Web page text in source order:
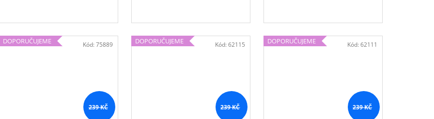
DOPORUČUJEME
239 KČ
Kód:75889 DOPORUČUJEME
239 KČ
Kód: 62115 DOPORUČUJEME
239 KČ
Kód: 62111